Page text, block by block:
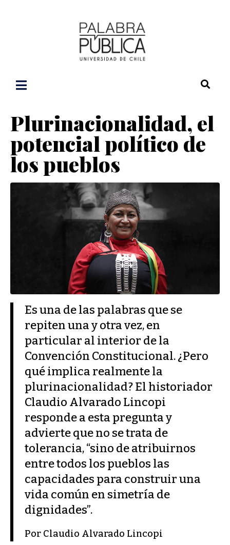
Plurinacionalidad, el
potencial político de
los pueblos
Es una de las palabras que se
repiten una y otra vez, en
particular al interior de la
Convención Constitucional. ¿Pero
qué implica realmente la
plurinacionalidad? El historiador
Claudio Alvarado Lincopi
responde a esta pregunta y
advierte que no se trata de
tolerancia, “sino de atribuirnos
entre todos los pueblos las
capacidades para construir una
vida común en simetría de
dignidades”.
Por Claudio Alvarado Lincopi